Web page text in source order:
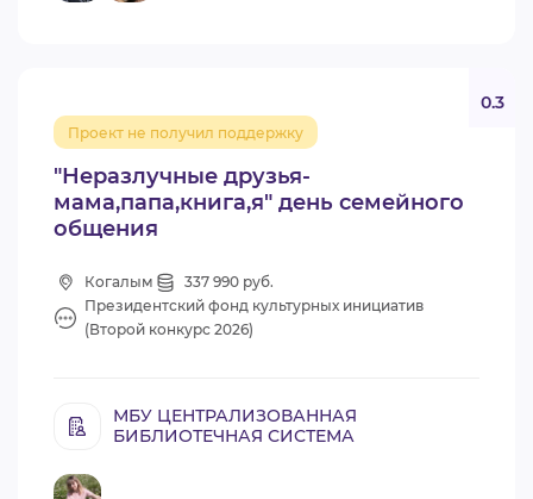
"Неразлучные друзья-
мама,папа,книга,я" день семейного
общения
Проект не получил поддержку
0.3
Когалым
337 990 руб.
Президентский фонд культурных инициатив
(Второй конкурс 2026)
МБУ ЦЕНТРАЛИЗОВАННАЯ
БИБЛИОТЕЧНАЯ СИСТЕМА